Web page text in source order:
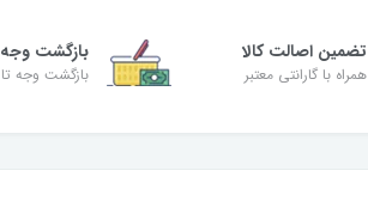
تضمین اصالت کالا
همراه با گارانتی معتبر
بازگشت وجه
بازگشت وجه تا ۷ روز